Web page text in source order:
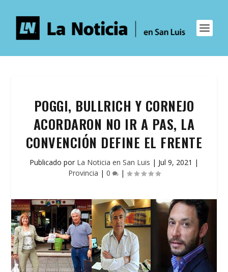
POGGI, BULLRICH Y CORNEJO
ACORDARON NO IR A PAS, LA
CONVENCIÓN DEFINE EL FRENTE
Publicado por La Noticia en San Luis | Jul 9, 2021 |
Provincia | 0 |